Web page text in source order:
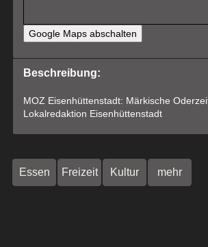
Google Maps abschalten
Beschreibung:
MOZ Eisenhüttenstadt: Märkische
Lokalredaktion Eisenhüttenstadt
Essen Freizeit Kultur mehr